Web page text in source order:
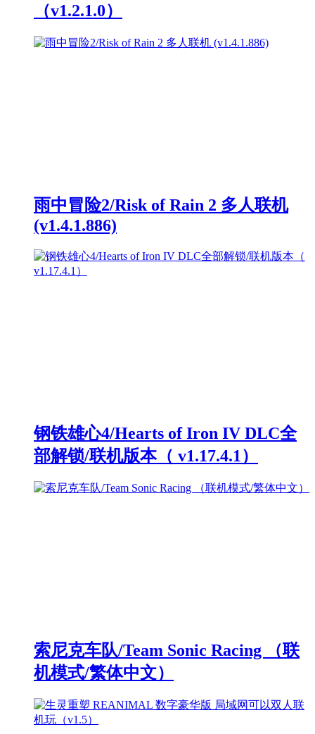
（v1.2.1.0）
雨中冒险2/Risk of Rain 2 多人联机
(v1.4.1.886)
钢铁雄心4/Hearts of Iron IV DLC全
部解锁/联机版本（ v1.17.4.1）
索尼克车队/Team Sonic Racing （联
机模式/繁体中文）